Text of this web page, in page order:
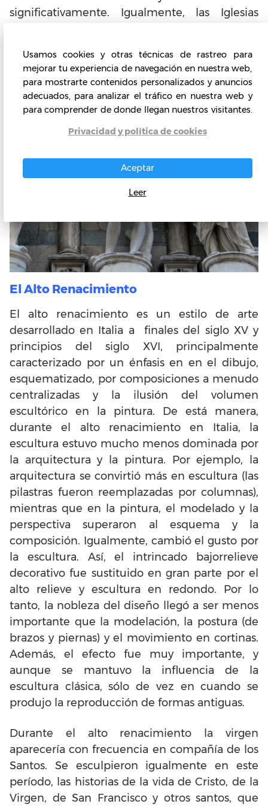
significativamente. Igualmente, las Iglesias
fueron adornados con puertas esculpidas,
frisos, relieves y Bustos de retrato.
El Alto Renacimiento
El alto renacimiento es un estilo de arte
desarrollado en Italia a finales del siglo XV y
principios del siglo XVI, principalmente
caracterizado por un énfasis en en el dibujo,
esquematizado, por composiciones a menudo
centralizadas y la ilusión del volumen
escultórico en la pintura. De está manera,
durante el alto renacimiento en Italia, la
escultura estuvo mucho menos dominada por
la arquitectura y la pintura. Por ejemplo, la
arquitectura se convirtió más en escultura (las
pilastras fueron reemplazadas por columnas),
mientras que en la pintura, el modelado y la
perspectiva superaron al esquema y la
composición. Igualmente, cambió el gusto por
la escultura. Así, el intrincado bajorrelieve
decorativo fue sustituido en gran parte por el
alto relieve y escultura en redondo. Por lo
tanto, la nobleza del diseño llegó a ser menos
importante que la modelación, la postura (de
brazos y piernas) y el movimiento en cortinas.
Además, el efecto fue muy importante, y
aunque se mantuvo la influencia de la
escultura clásica, sólo de vez en cuando se
produjo la reproducción de formas antiguas.
Durante el alto renacimiento la virgen
aparecería con frecuencia en compañía de los
Santos. Se esculpieron igualmente en este
período, las historias de la vida de Cristo, de la
Virgen, de San Francisco y otros santos, que
Usamos cookies y otras técnicas de rastreo para
mejorar tu experiencia de navegación en nuestra web,
para mostrarte contenidos personalizados y anuncios
adecuados, para analizar el tráfico en nuestra web y
para comprender de donde llegan nuestros visitantes.
Privacidad y política de cookies
Aceptar
Leer